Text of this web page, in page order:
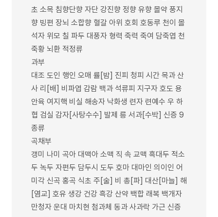
초 소목 침향단향 자단 강진향 정향 유향 몰약 풍지
향 빙편 장뇌 소합향 혈갈 아위 호회 호동루 천이 몰
석자 위모 칠 파두 대풍자 형력 죽력 죽여 담죽엽 천
죽황 뇌환 적정류
과부
대조 도인 행인 오매 률[밤] 진피 청피 시간 목과 산
사 리[배] 비파엽 감람 백과 석류피 지구자 호도 용
안육 여지핵 비실 해송자 낙화생 련자 련예수 우 하
협 검실 감자[사탕수수] 발제 릉 서과[수박] 신증 9
종류
곡채부
갱미 나미 곡아 대맥아 소맥 직 속 교맥 흑대두 적소
두 녹두 자편두 담두시 도두 호마 대마인 의이인 어
미각 신곡 홍곡 식초 주[술] 비 총[파] 대산[마늘] 해
[염교] 호유 생강 건강 흑강 산약 백합 래복 백개자
만청자 운대 마치현 첨과체 동과 사과락 가근 신증